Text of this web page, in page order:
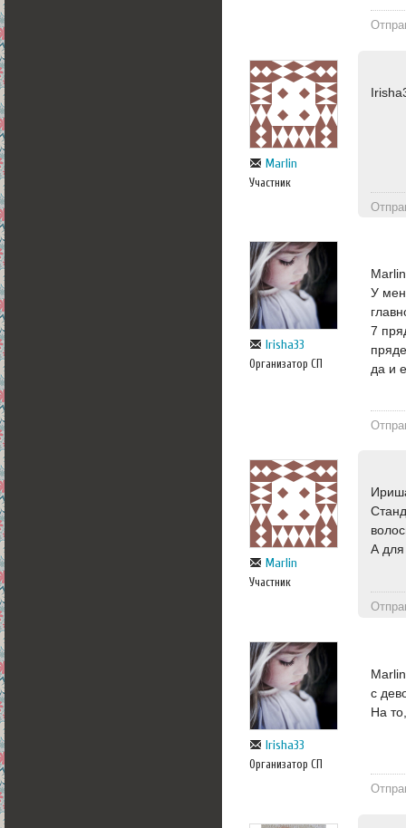
Marlin
Участник
Irisha33
Организатор СП
У
7
да и
Marlin
Участник
А для
Irisha33
Организатор СП
с
На